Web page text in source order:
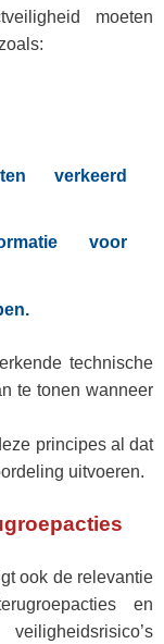
moeten
verkeerd
voor
technische
te tonen wanneer
principes al dat
uitvoeren.
ook de relevantie
en